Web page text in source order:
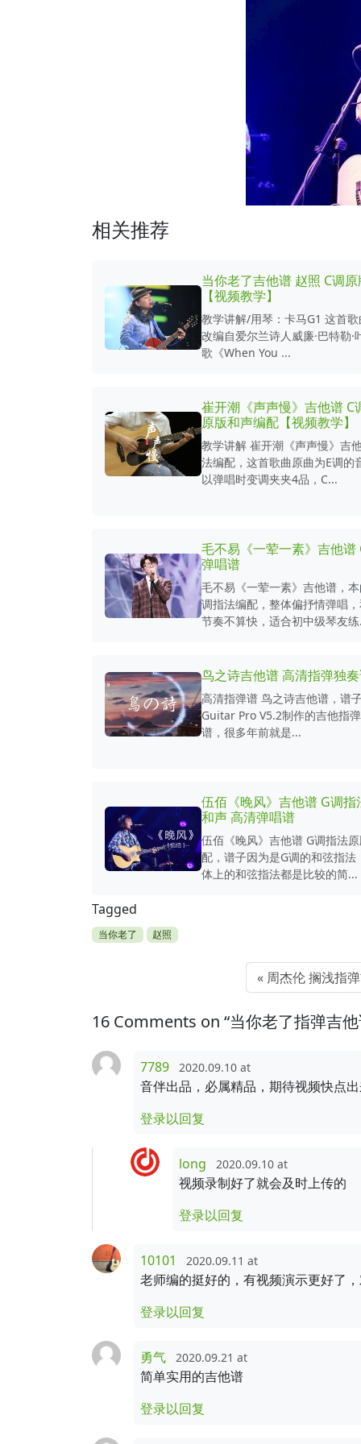
相关推荐
当你老了吉他谱 赵照 C调
【视频教学】
教学讲解/用琴：卡马G1 这首
改编自爱尔兰诗人威廉·巴特勒·
歌《When You ...
崔开潮《声声慢》吉他谱 C
原版和声编配【视频教学】
教学讲解 崔开潮《声声慢》吉
法编配，这首歌曲原曲为E调的
以弹唱时变调夹夹4品，C...
毛不易《一荤一素》吉他谱
弹唱谱
毛不易《一荤一素》吉他谱，
调指法编配，整体偏抒情弹唱
节奏不算快，适合初中级琴友
鸟之诗吉他谱 高清指弹独
高清指弹谱 鸟之诗吉他谱，谱
Guitar Pro V5.2制作的吉他指
谱，很多年前就是...
伍佰《晚风》吉他谱 G调指
和声 高清弹唱谱
伍佰《晚风》吉他谱 G调指法
配，谱子因为是G调的和弦指法
体上的和弦指法都是比较的简...
Tagged
当你老了 赵照
周杰伦 搁浅指
16 Comments on “当你老了指弹吉
7789 2020.09.10 at
音伴出品，必属精品，期待视频快点
登录以回复
long 2020.09.10 at
视频录制好了就会及时上传的
登录以回复
10101 2020.09.11 at
老师编的挺好的，有视频演示更好了
登录以回复
勇气 2020.09.21 at
简单实用的吉他谱
登录以回复